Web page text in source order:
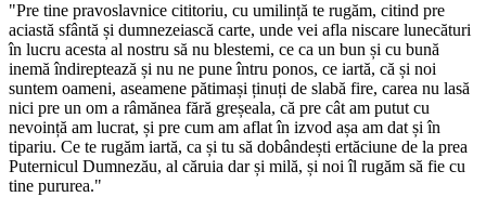
"Pre tine pravoslavnice cititoriu, cu umilință te rugăm, citind pre
aciastă sfântă și dumnezeiască carte, unde vei afla niscare lunecături
în lucru acesta al nostru să nu blestemi, ce ca un bun și cu bună
inemă îndireptează și nu ne pune întru ponos, ce iartă, că și noi
suntem oameni, aseamene pătimași ținuți de slabă fire, carea nu lasă
nici pre un om a râmănea fără greșeala, că pre cât am putut cu
nevoință am lucrat, și pre cum am aflat în izvod așa am dat și în
tipariu. Ce te rugăm iartă, ca și tu să dobândești ertăciune de la prea
Puternicul Dumnezău, al căruia dar și milă, și noi îl rugăm să fie cu
tine pururea."